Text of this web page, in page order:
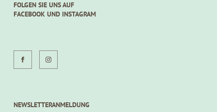
FOLGEN SIE UNS AUF
FACEBOOK UND INSTAGRAM
NEWSLETTERANMELDUNG